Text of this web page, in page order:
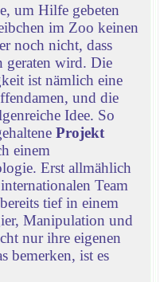
um Hilfe gebeten
im Zoo keinen
noch nicht, dass
geraten wird. Die
ist nämlich eine
und die
Idee. So
Projekt
einem
Erst allmählich
Team
tief in einem
Manipulation und
nur ihre eigenen
bemerken, ist es